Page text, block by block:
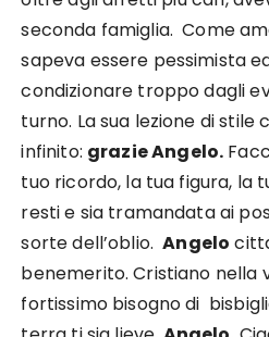
seconda famiglia. Come
sapeva essere pessimista
condizionare troppo dagli
turno. La sua lezione di stile
infinito: grazie Angelo.
tuo ricordo, la tua figura, la
resti e sia tramandata ai
sorte dell’oblio.Angelo
benemerito. Cristiano nella
fortissimo bisogno di